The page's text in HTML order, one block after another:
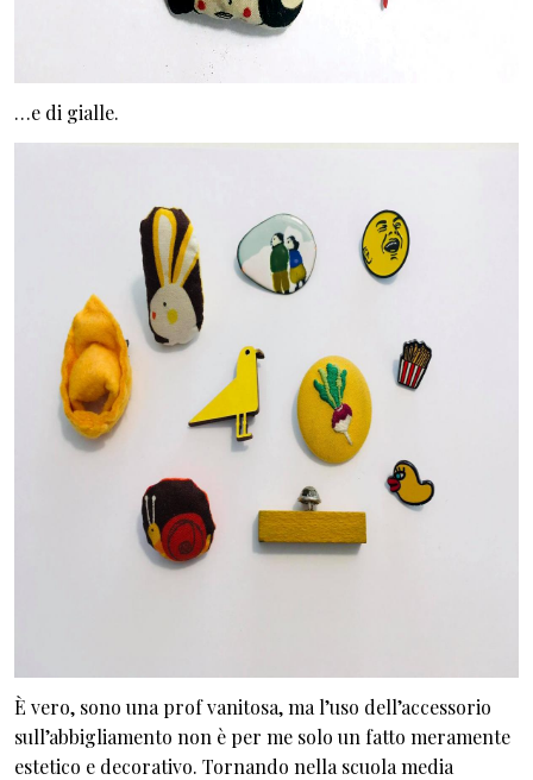
…e di gialle.
È vero, sono una prof vanitosa, ma l’uso dell’accessorio
sull’abbigliamento non è per me solo un fatto meramente
estetico e decorativo. Tornando nella scuola media